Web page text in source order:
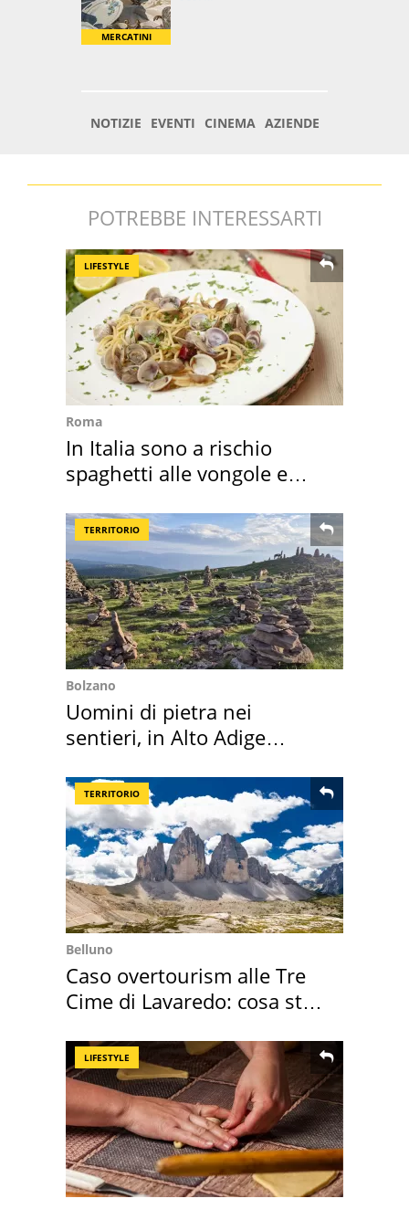
POTREBBE INTERESSARTI
LIFESTYLE
Roma
In Italia sono a rischio
spaghetti alle vongole e
TERRITORIO
Bolzano
Uomini di pietra nei
sentieri, in Alto Adige
TERRITORIO
Belluno
Caso overtourism alle Tre
Cime di Lavaredo: cosa sta
LIFESTYLE